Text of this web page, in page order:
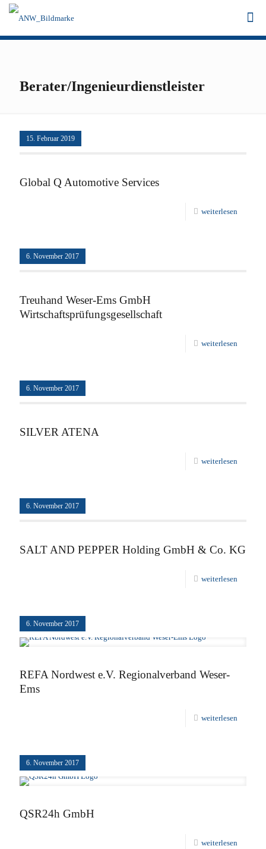
Berater/Ingenieurdienstleister
15. Februar 2019
Global Q Automotive Services
weiterlesen
6. November 2017
Treuhand Weser-Ems GmbH
Wirtschaftsprüfungsgesellschaft
weiterlesen
6. November 2017
SILVER ATENA
weiterlesen
6. November 2017
SALT AND PEPPER Holding GmbH & Co. KG
weiterlesen
6. November 2017
REFA Nordwest e.V. Regionalverband Weser-
Ems
weiterlesen
6. November 2017
QSR24h GmbH
weiterlesen